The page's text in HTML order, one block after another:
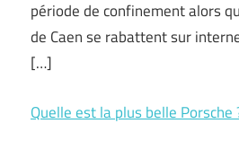
période de confinement alors
de Caen se rabattent sur
[…]
Quelle est la plus belle Porsche